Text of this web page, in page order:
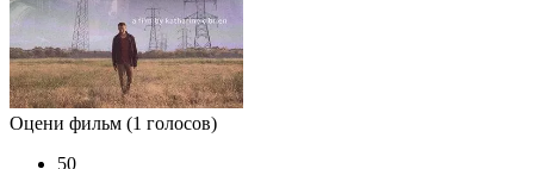
Оцени фильм (1 голосов)
50